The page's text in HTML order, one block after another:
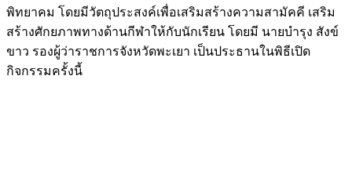
พิทยาคม โดยมีวัตถุประสงค์เพื่อเสริมสร้างความสามัคคี เสริม
สร้างศักยภาพทางด้านกีฬาให้กับนักเรียน โดยมี นายบำรุง สังข์
ขาว รองผู้ว่าราชการจังหวัดพะเยา เป็นประธานในพิธีเปิด
กิจกรรมครั้งนี้